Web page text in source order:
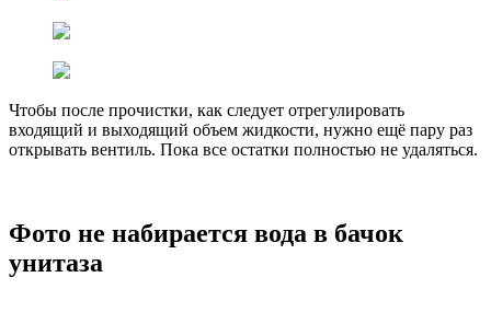
Чтобы после прочистки, как следует отрегулировать
входящий и выходящий объем жидкости, нужно ещё пару раз
открывать вентиль. Пока все остатки полностью не удаляться.
Фото не набирается вода в бачок
унитаза